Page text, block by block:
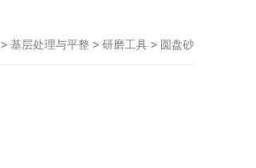
> 基层处理与平整 > 研磨工具 > 圆盘砂